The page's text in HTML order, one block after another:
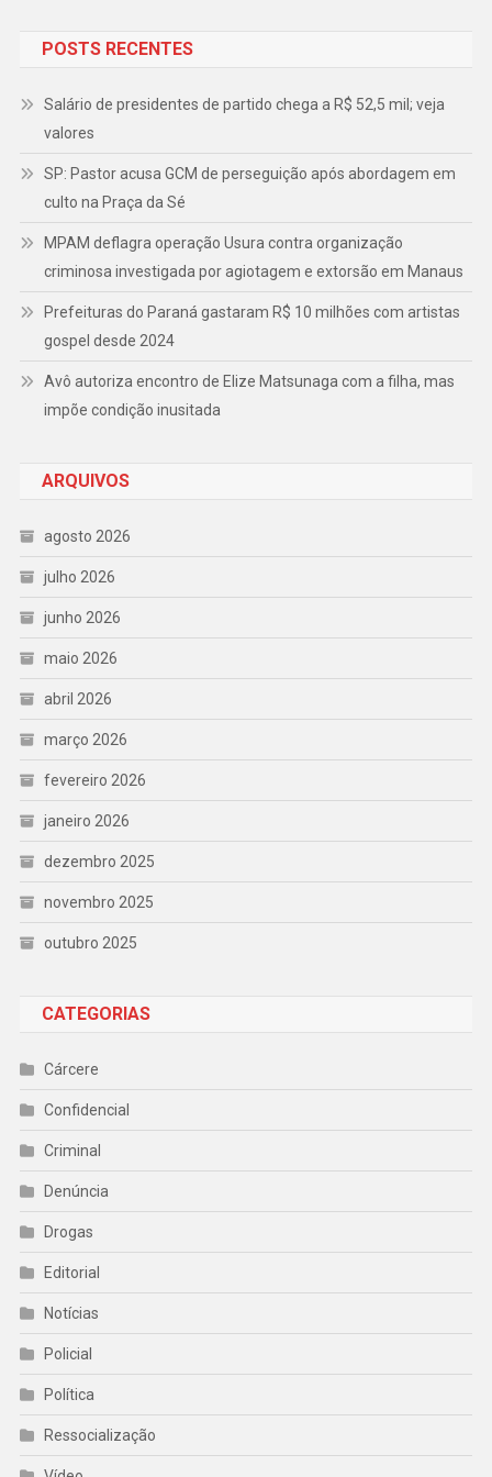
POSTS RECENTES
Salário de presidentes de partido chega a R$ 52,5 mil; veja
valores
SP: Pastor acusa GCM de perseguição após abordagem em
culto na Praça da Sé
MPAM deflagra operação Usura contra organização
criminosa investigada por agiotagem e extorsão em Manaus
Prefeituras do Paraná gastaram R$ 10 milhões com artistas
gospel desde 2024
Avô autoriza encontro de Elize Matsunaga com a filha, mas
impõe condição inusitada
ARQUIVOS
agosto 2026
julho 2026
junho 2026
maio 2026
abril 2026
março 2026
fevereiro 2026
janeiro 2026
dezembro 2025
novembro 2025
outubro 2025
CATEGORIAS
Cárcere
Confidencial
Criminal
Denúncia
Drogas
Editorial
Notícias
Policial
Política
Ressocialização